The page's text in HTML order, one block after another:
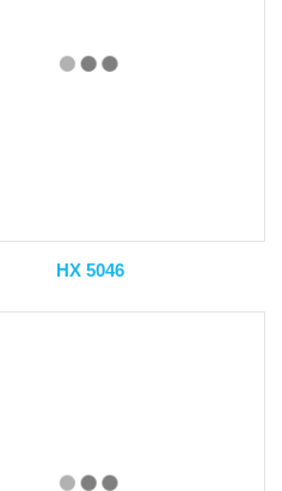
HX 5046